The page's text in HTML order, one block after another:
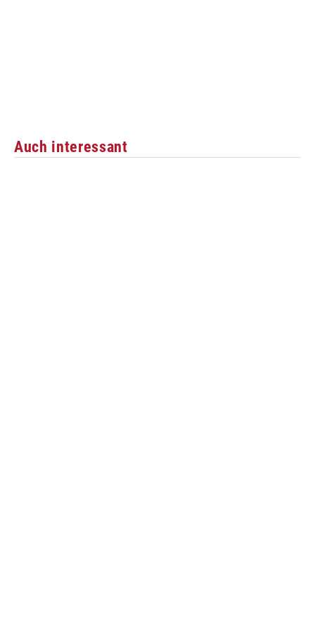
Auch interessant